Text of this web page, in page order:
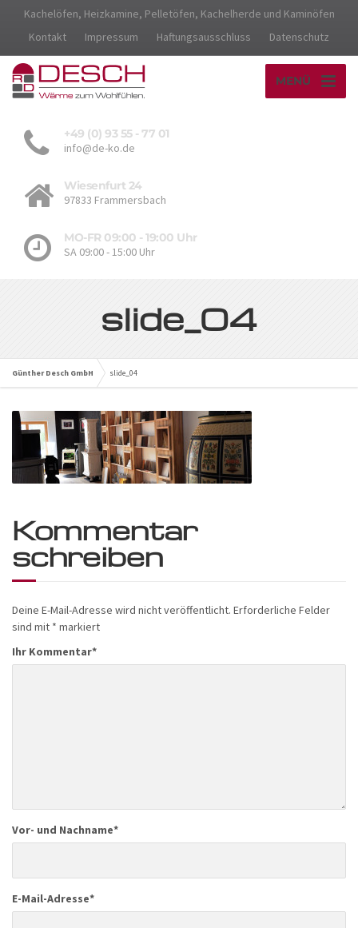
Kachelöfen, Heizkamine, Pelletöfen, Kachelherde und Kaminöfen
Kontakt
Impressum Haftungsausschluss Datenschutz
MENÜ
+49 (0) 93 55 - 77 01
info@de-ko.de
Wiesenfurt 24
97833 Frammersbach
MO-FR 09:00 - 19:00 Uhr
SA 09:00 - 15:00 Uhr
slide_04
Günther Desch GmbH slide_04
Kommentar
schreiben
Deine E-Mail-Adresse wird nicht veröffentlicht. Erforderliche Felder
sind mit * markiert
Ihr Kommentar*
Vor- und Nachname*
E-Mail-Adresse*